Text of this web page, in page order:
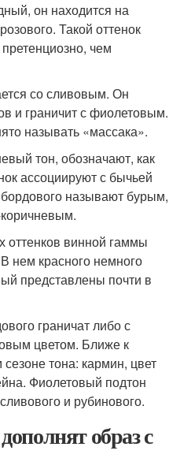
он находится на
Такой оттенок
чем
со сливовым. Он
и граничит с фиолетовым.
называть «массака».
тон, обозначают, как
ассоциируют с бычьей
называют бурым,
винной гаммы
нем красного немного
представлены почти в
граничат либо с
цветом. Ближе к
тона: кармин, цвет
Фиолетовый подтон
и рубинового.
образ с